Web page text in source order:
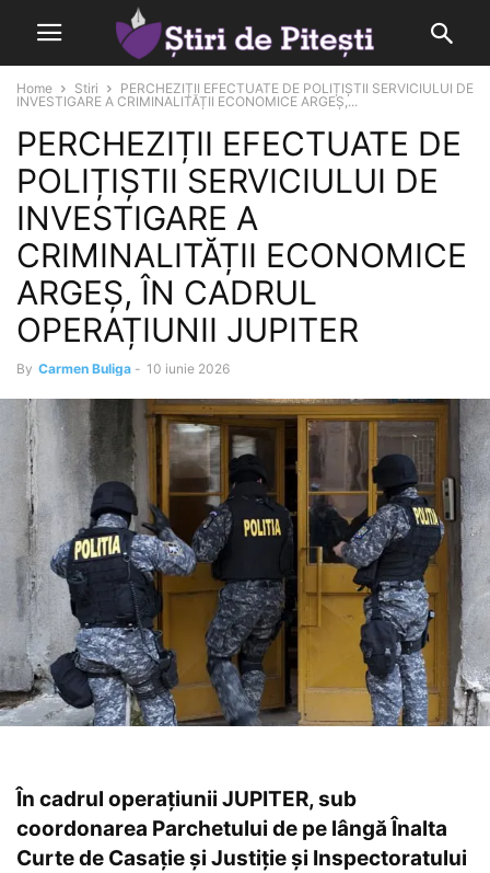
Home Stiri
PERCHEZIȚII EFECTUATE DE POLIȚIȘTII SERVICIULUI DE
INVESTIGARE A CRIMINALITĂȚII ECONOMICE ARGEȘ,...
PERCHEZIȚII EFECTUATE DE
POLIȚIȘTII SERVICIULUI DE
INVESTIGARE A
CRIMINALITĂȚII ECONOMICE
ARGEȘ, ÎN CADRUL
OPERAȚIUNII JUPITER
By Carmen Buliga - 10 iunie 2026
În cadrul operațiunii JUPITER, sub
coordonarea Parchetului de pe lângă Înalta
Curte de Casație și Justiție și Inspectoratului